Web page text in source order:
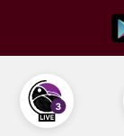
content